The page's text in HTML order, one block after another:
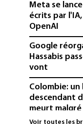
Meta se
écrits par
OpenAI
Google
Hassabis
vont
Colombie:
descendant
meurt malgré
Voir toutes les